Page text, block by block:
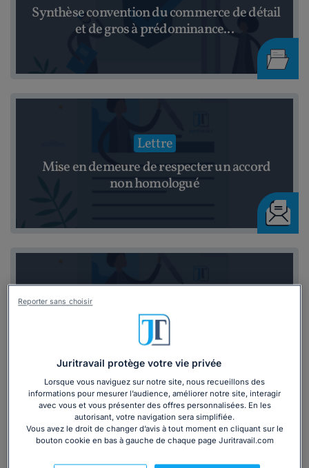
Synthèse convention du commerce de détail
et de gros à prédominance...
Lettre
Mise en demeure de respecter un accord
non homologué
Modèle de saisine du liquidateur judiciaire
pour demande diverse
Affiner votre recherche :
Juritravail protège votre vie privée
Lorsque vous naviguez sur notre site, nous recueillons des
informations pour mesurer l’audience, améliorer notre site, interagir
avec vous et vous présenter des offres personnalisées. En les
autorisant, votre navigation sera simplifiée.
Vous avez le droit de changer d’avis à tout moment en cliquant sur le
bouton cookie en bas à gauche de chaque page Juritravail.com
Reporter sans choisir